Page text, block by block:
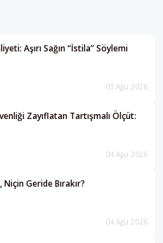
Aşırı Sağın “İstila” Söylemi
03 Ağu 2026
Zayıflatan Tartışmalı Ölçüt:
04 Ağu 2026
Geride Bırakır?
04 Ağu 2026